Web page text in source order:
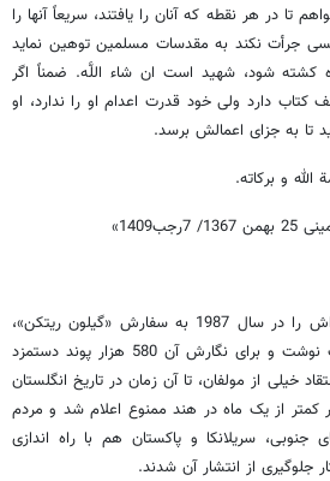
تا در هر نقطه که آنان را یافتند، سریعاً آنها را
کسى جرأت نکند به مقدسات مسلمین توهین نماید
شود، شهید است ان شاء اللَّه. ضمناً اگر
دارد ولى خود قدرت اعدام او را ندارد، او
تا به جزاى اعمالش برسد.
و برکاته.
سلمان رشدی «آیات شیطانی» اش را در سال 1987 به سفارش «گیلون ریتکن»،
رئیس یهودی انتشارات وایکینگ نوشت و برای نگارش آن 580 هزار پوند دستمزد
خیلی از مولفان، تا آن زمان در تاریخ انگلستان
کمتر از یک ماه در هند ممنوع اعلام شد و مردم
جنوبی، سریلانکا و پاکستان هم با راه اندازی
جلوگیری از انتشار آن شدند.